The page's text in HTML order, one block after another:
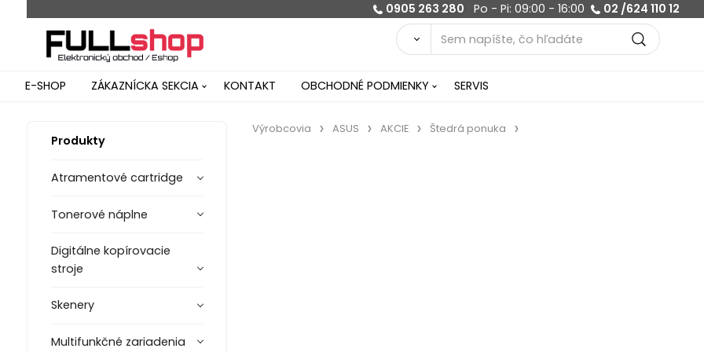
0905 263 280 Po - Pi: 09:00 - 16:00 02 /624 110 12
E-SHOP ZÁKAZNÍCKA SEKCIA KONTAKT OBCHODNÉ PODMIENKY SERVIS
Produkty
Atramentové cartridge
Tonerové náplne
Digitálne kopírovacie
stroje
Skenery
Multifunkčné zariadenia
Výrobcovia ASUS AKCIE Štedrá ponuka